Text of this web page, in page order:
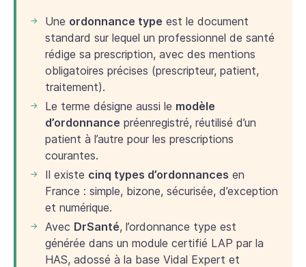
Une ordonnance type est le document
standard sur lequel un professionnel de santé
rédige sa prescription, avec des mentions
obligatoires précises (prescripteur, patient,
traitement).
Le terme désigne aussi le modèle
d’ordonnance préenregistré, réutilisé d’un
patient à l’autre pour les prescriptions
courantes.
Il existe cinq types d’ordonnances en
France : simple, bizone, sécurisée, d’exception
et numérique.
Avec DrSanté, l’ordonnance type est
générée dans un module certifié LAP par la
HAS, adossé à la base Vidal Expert et